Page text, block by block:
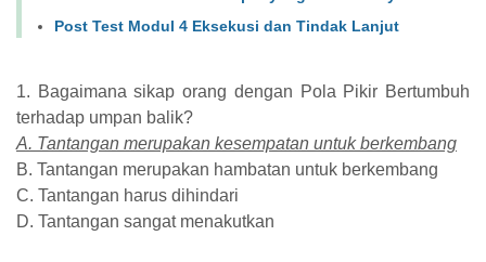
Post Test Modul 4 Eksekusi dan Tindak Lanjut
1. Bagaimana sikap orang dengan Pola Pikir Bertumbuh
terhadap umpan balik?
A. Tantangan merupakan kesempatan untuk berkembang
B. Tantangan merupakan hambatan untuk berkembang
C. Tantangan harus dihindari
D. Tantangan sangat menakutkan